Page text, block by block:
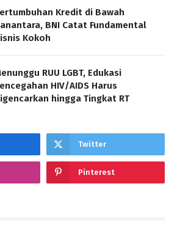
Kredit di Bawah
BNI Catat Fundamental
Kokoh
RUU LGBT, Edukasi
HIV/AIDS Harus
hingga Tingkat RT
Twitter
Pinterest